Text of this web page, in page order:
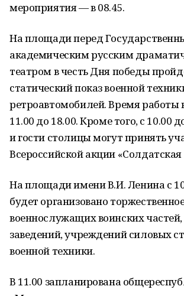
мероприятия — в 08.45.
На площади перед
академическим русским
театром в честь Дня победы
статический показ военной
ретроавтомобилей. Время работы
11.00 до 18.00. Кроме того, с 10.00
и гости столицы могут принять
Всероссийской акции
На площади имени В.И. Ленина с
будет организовано
военнослужащих воинских
заведений, учреждений силовых
военной техники.
В 11.00 запланирована